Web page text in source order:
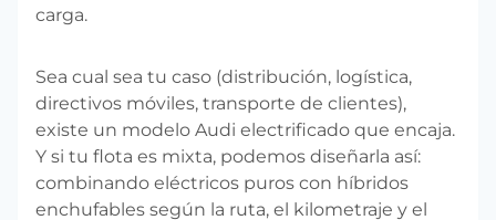
carga.
Sea cual sea tu caso (distribución, logística,
directivos móviles, transporte de clientes),
existe un modelo Audi electrificado que encaja.
Y si tu flota es mixta, podemos diseñarla así:
combinando eléctricos puros con híbridos
enchufables según la ruta, el kilometraje y el